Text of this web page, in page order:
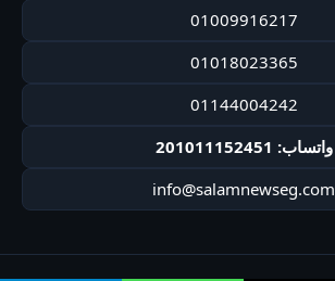
01009916217
01018023365
01144004242
واتساب: 201011152451
info@salamnewseg.com